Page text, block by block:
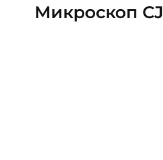
Микроскоп